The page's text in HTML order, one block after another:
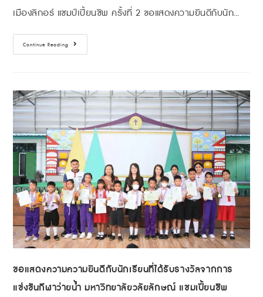
เมืองลิกอร์ แชมป์เปี้ยนชิพ ครั้งที่ 2 ขอแสดงความยินดีกับนัก…
Continue Reading
ขอแสดงความความยินดีกับนักเรียนที่ได้รับรางวัลจากการ
แข่งขันกีฬาว่ายน้ำ มหาวิทยาลัยวลัยลักษณ์ แชมเปี้ยนชิพ